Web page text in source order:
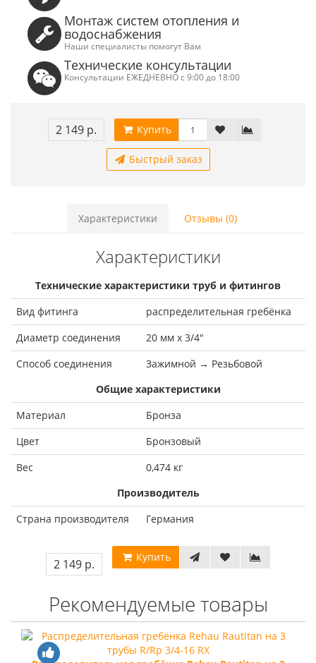
Монтаж систем отопления и
водоснабжения
Наши специалисты помогут Вам
Технические консультации
Консультации ЕЖЕДНЕВНО с 9:00 до 18:00
2 149 р. Купить
Быстрый заказ
Характеристики Отзывы (0)
Характеристики
Технические характеристики труб и фитингов
Вид фитинга
распределительная гребёнка
Диаметр соединения
20 мм x 3/4"
Способ соединения
Зажимной → Резьбовой
Общие характеристики
Материал
Бронза
Цвет
Бронзовый
Вес
0,474 кг
Производитель
Страна производителя
Германия
2 149 р. Купить
Рекомендуемые товары